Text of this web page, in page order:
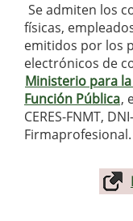
Se admiten los
físicas,
emitidos por los
electrónicos de
Ministerio para
Función Pública,
CERES-FNMT,
Firmaprofesional.